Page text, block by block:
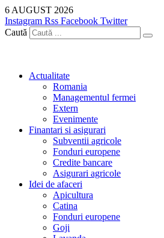
Sari
la
conținut
6 AUGUST 2026
Instagram Rss Facebook Twitter
Caută
Actualitate
Romania
Managementul fermei
Extern
Evenimente
Finantari si asigurari
Subventii agricole
Fonduri europene
Credite bancare
Asigurari agricole
Idei de afaceri
Apicultura
Catina
Fonduri europene
Goji